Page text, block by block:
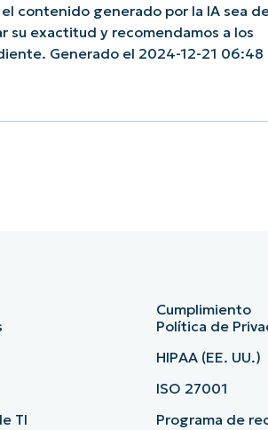
contenido generado por la IA sea
su exactitud y recomendamos a los
Generado el 2024-12-21 06:48
TI
Cumplimiento
Política de
HIPAA (EE. UU.)
ISO 27001
Programa de